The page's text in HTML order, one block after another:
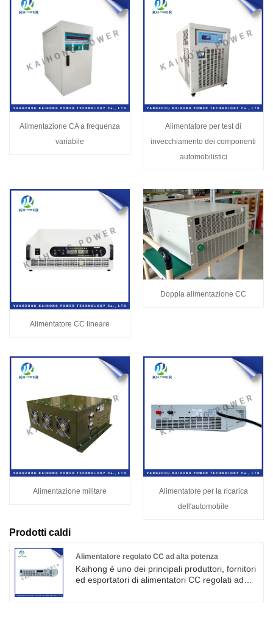
Alimentazione CA a frequenza
variabile
Alimentatore per test di
invecchiamento dei componenti
automobilistici
Alimentatore CC lineare
Doppia alimentazione CC
Alimentazione militare
Alimentatore per la ricarica
dell'automobile
Prodotti caldi
Alimentatore regolato CC ad alta potenza
Kaihong è uno dei principali produttori, fornitori
ed esportatori di alimentatori CC regolati ad